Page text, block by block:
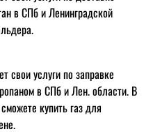
в СПб и Ленинградской
свои услуги по заправке
в СПб и Лен. области. В
купить газ для